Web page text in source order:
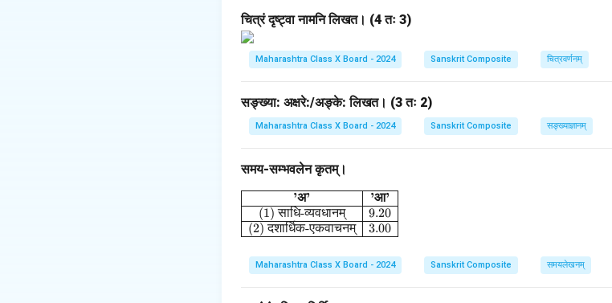
{
च्छ
ति
}
चित्रं दृष्ट्वा नामनि लिखत। (4 तः 3)
Maharashtra Class X Board - 2024 Sanskrit Composite चित्रवर्णनम्
सङ्ख्या: अक्षरे:/अङ्के: लिखत। (3 तः 2)
Maharashtra Class X Board - 2024 Sanskrit Composite सङ्ख्याज्ञानम्
समय-सम्भवलेन कृतम्।
\begin{array}{|c|c|} \hline \textbf{'अ'} &
’अ’
(1)साधि-व्यवधानम्
(2)दशार्धिक-एकवाचनम्
’आ’
9.20
3.00
Maharashtra Class X Board - 2024 Sanskrit Composite समयलेखनम्